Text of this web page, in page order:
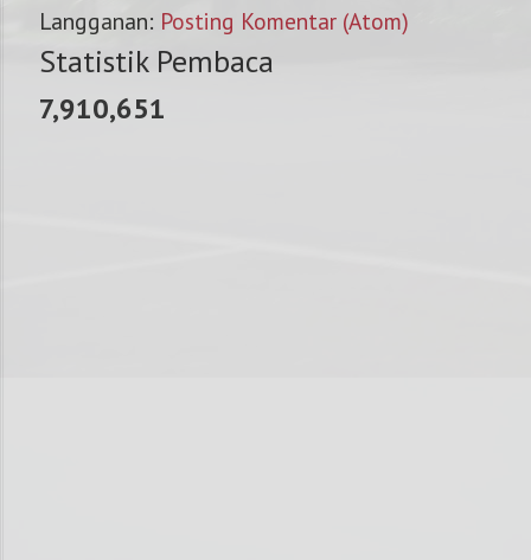
Langganan: Posting Komentar (Atom)
Statistik Pembaca
7,910,651